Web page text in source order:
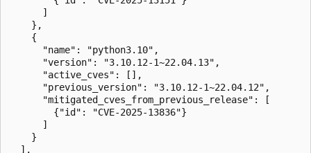
      ]
    },
    {
      "name": "python3.10",
      "version": "3.10.12-1~22.04.13",
      "active_cves": [],
      "previous_version": "3.10.12-1~22.04.12",
      "mitigated_cves_from_previous_release": [
        {"id": "CVE-2025-13836"}
      ]
    }
  ],